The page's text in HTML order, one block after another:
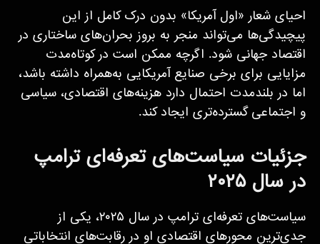
احیای شعار «اول آمریکا» بدون درک کامل از این
پیچیدگی‌ها می‌تواند منجر به بروز بحران‌های ساختاری در
اقتصاد جهانی شود. اگرچه ممکن است در کوتاه‌مدت
مزایایی برای برخی صنایع آمریکایی به‌همراه داشته باشد،
اما در بلندمدت احتمال دارد هزینه‌های اقتصادی، سیاسی
و اجتماعی گسترده‌تری ایجاد کند.
جزئیات سیاست‌های تعرفه‌ای ترامپ
در سال ۲۰۲۵
سیاست‌های تعرفه‌ای ترامپ در سال ۲۰۲۵، یکی از
جدی‌ترین محورهای اقتصادی او در رقابت‌های انتخاباتی